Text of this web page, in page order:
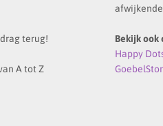
terug!
A tot Z
Bekijk ook
Happy